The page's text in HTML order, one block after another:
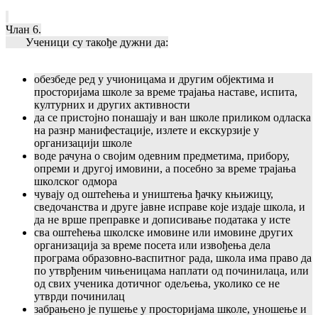
Члан 6.
Ученици су такође дужни да:
обезбеде ред у учионицама и другим објектима и
просторијама школе за време трајања наставе, испита,
културних и других активности
да се пристојно понашају и ван школе приликом одласка
на разнр манифестације, излете и екскурзије у
организацији школе
воде рачуна о својим одевним предметима, прибору,
опреми и другој имовини, а посебно за време трајања
школског одмора
чувају од оштећења и уништења ђачку књижицу,
сведочанства и друге јавне исправе које издаје школа, и
да не врше преправке и дописивање података у исте
сва оштећења школске имовине или имовине других
организација за време посета или извођења дела
програма образовно-васпитног рада, школа има право да
по утврђеним чињеницама наплати од починилаца, или
од свих ученика дотичног одељења, уколико се не
утврди починилац
забрањено је пушење у просторијама школе, уношење и